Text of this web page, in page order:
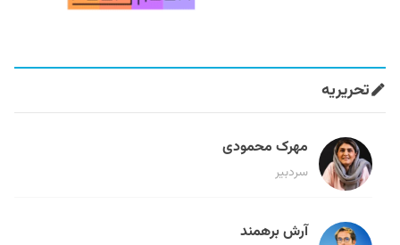
تحریریه
مهرک محمودی
سردبیر
آرش برهمند